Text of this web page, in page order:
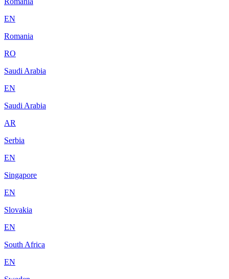
EN
Romania
RO
Saudi Arabia
EN
Saudi Arabia
AR
Serbia
EN
Singapore
EN
Slovakia
EN
South Africa
EN